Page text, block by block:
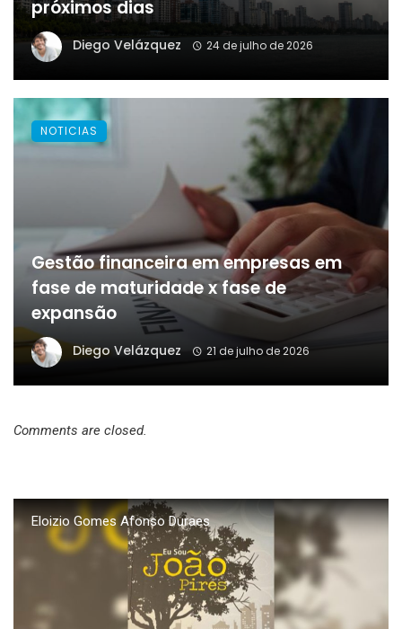
próximos dias
Diego Velázquez 24 de julho de 2026
Gestão financeira em empresas em
fase de maturidade x fase de
expansão
Diego Velázquez 21 de julho de 2026
NOTICIAS
Comments are closed.
Eloizio Gomes Afonso Duraes